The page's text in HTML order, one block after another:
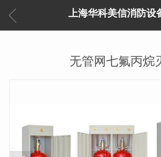
上海华科美信消防设
无管网七氟丙烷